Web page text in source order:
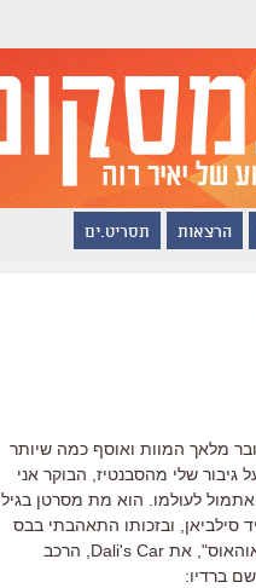
הרצאות תסריט.ים
מלאך המוות ואוסף כמה שיותר
שלי מהסבנטיז, הבוקר אני
אתמול לעולמו. הוא מת מסרטן בגיל
סילביאן, ובזכותו התאהבתי בבס
פרטלס. אחרי שג'פאן התפרקה הוא הקים עם פיטר מרפי, סולן "באוהאוס", את Dali's Car, הרכב
ברדיו: